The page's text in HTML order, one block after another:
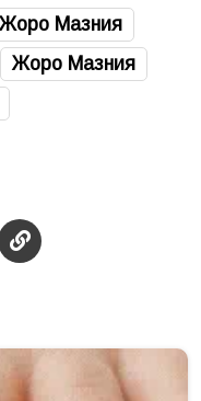
Жоро Мазния
Жоро Мазния